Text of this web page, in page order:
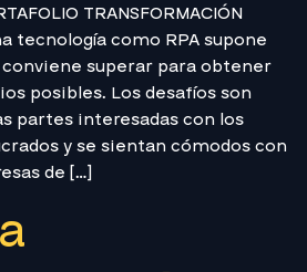
TRANSFORMACIÓN
tecnología como RPA supone
conviene superar para obtener
posibles. Los desafíos son
partes interesadas con los
y se sientan cómodos con
de […]